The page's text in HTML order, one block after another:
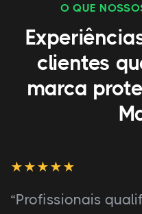
O QUE
clientes
marca
“Profissionais